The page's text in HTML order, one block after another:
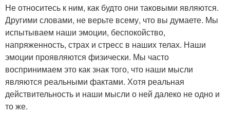
Не относитесь к ним, как будто они таковыми являются.
Другими словами, не верьте всему, что вы думаете. Мы
испытываем наши эмоции, беспокойство,
напряженность, страх и стресс в наших телах. Наши
эмоции проявляются физически. Мы часто
воспринимаем это как знак того, что наши мысли
являются реальными фактами. Хотя реальная
действительность и наши мысли о ней далеко не одно и
то же.